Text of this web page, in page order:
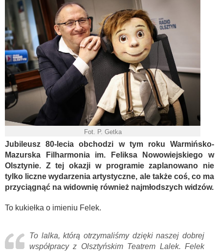
Fot. P. Getka
Jubileusz 80-lecia obchodzi w tym roku Warmińsko-
Mazurska Filharmonia im. Feliksa Nowowiejskiego w
Olsztynie. Z tej okazji w programie zaplanowano nie
tylko liczne wydarzenia artystyczne, ale także coś, co ma
przyciągnąć na widownię również najmłodszych widzów.
To kukiełka o imieniu Felek.
To lalka, którą otrzymaliśmy dzięki naszej dobrej
współpracy z Olsztyńskim Teatrem Lalek. Felek